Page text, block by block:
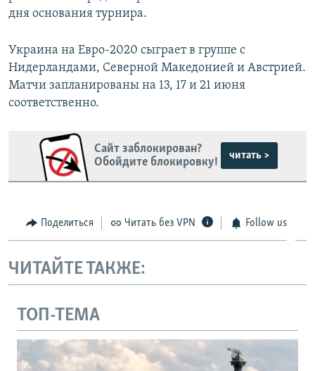
дня основания турнира.
Украина на Евро-2020 сыграет в группе с
Нидерландами, Северной Македонией и Австрией.
Матчи запланированы на 13, 17 и 21 июня
соответственно.
Сайт заблокирован?
Обойдите блокировку!
читать >
Поделиться Читать без VPN Follow us
ЧИТАЙТЕ ТАКЖЕ:
ТОП-ТЕМА